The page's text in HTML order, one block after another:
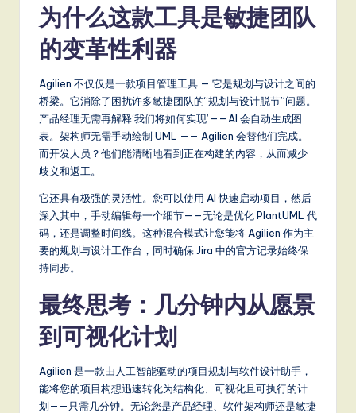
为什么这款工具是敏捷团队
的变革性利器
Agilien 不仅仅是一款项目管理工具 — 它是规划与设计之间的
桥梁。它消除了困扰许多敏捷团队的“规划与设计脱节”问题。
产品经理无需再解释‘我们将如何实现’——AI 会自动生成图
表。架构师无需手动绘制 UML —— Agilien 会替他们完成。
而开发人员？他们能清晰地看到正在构建的内容，从而减少
歧义和返工。
它还具有极强的灵活性。您可以使用 AI 快速启动项目，然后
深入其中，手动编辑每一个细节——无论是优化 PlantUML 代
码，还是调整时间线。这种混合模式让您能将 Agilien 作为主
要的规划与设计工作台，同时确保 Jira 中的官方记录始终保
持同步。
最终思考：几分钟内从愿景
到可视化计划
Agilien 是一款由人工智能驱动的项目规划与软件设计助手，
能将您的项目构想迅速转化为结构化、可视化且可执行的计
划——只需几分钟。无论您是产品经理、软件架构师还是敏捷